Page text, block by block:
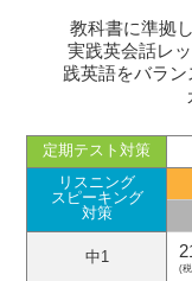
教科書に準拠
実践英会話レ
践英語をバラ
定期テスト対策
リスニング
スピーキング
対策
中1
(